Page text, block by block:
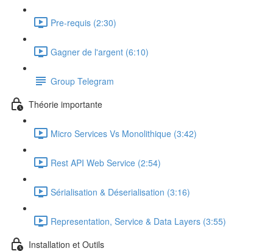
Pre-requis (2:30)
Gagner de l'argent (6:10)
Group Telegram
Théorie importante
Micro Services Vs Monolithique (3:42)
Rest API Web Service (2:54)
Sérialisation & Déserialisation (3:16)
Representation, Service & Data Layers (3:55)
Installation et Outils